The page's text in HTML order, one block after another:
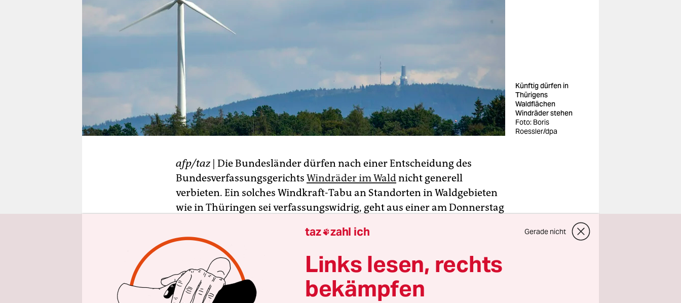
verlag
unterstützen
abo
Künftig dürfen in
Thürigens
Waldflächen
Windräder stehen
Foto: Boris
Roessler/dpa
afp/taz | Die Bundesländer dürfen nach einer Entscheidung des
Bundesverfassungsgerichts Windräder im Waldnicht generell
verbieten. Ein solches Windkraft-Tabu an Standorten in Waldgebieten
wie in Thüringen sei verfassungswidrig, geht aus einer am Donnerstag
Gesetzgebungskompetenz liege hier nicht beim Land, sondern beim
Mehrere Waldeigentümer hatten sich mit einer
Verfassungsbeschwerde an das Gericht gewandt. Die Bäume auf ihren
taz zahl ich Gerade nicht
Links lesen, rechts
bekämpfen